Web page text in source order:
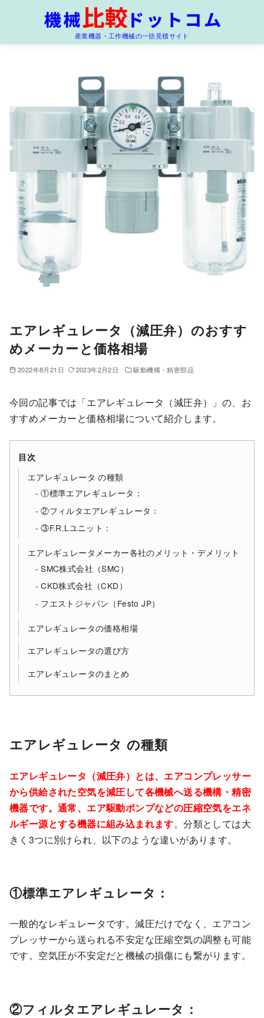
産業機器・工作機械の一括見積サイト
エアレギュレータ（減圧弁）のおすす
めメーカーと価格相場
2022年8月21日 2023年2月2日 駆動機構・精密部品
今回の記事では「エアレギュレータ（減圧弁）」の、お
すすめメーカーと価格相場について紹介します。
目次
エアレギュレータ の種類
①標準エアレギュレータ：
②フィルタエアレギュレータ：
③F.R.Lユニット：
エアレギュレータメーカー各社のメリット・デメリット
SMC株式会社（SMC）
CKD株式会社（CKD）
フエストジャパン（Festo JP）
エアレギュレータの価格相場
エアレギュレータの選び方
エアレギュレータのまとめ
エアレギュレータ の種類
エアレギュレータ（減圧弁）とは、エアコンプレッサー
から供給された空気を減圧して各機械へ送る機構・精密
機器です。通常、エア駆動ポンプなどの圧縮空気をエネ
ルギー源とする機器に組み込まれます。分類としては大
きく3つに別けられ、以下のような違いがあります。
①標準エアレギュレータ：
一般的なレギュレータです。減圧だけでなく、エアコン
プレッサーから送られる不安定な圧縮空気の調整も可能
です。空気圧が不安定だと機械の損傷にも繋がります。
②フィルタエアレギュレータ：